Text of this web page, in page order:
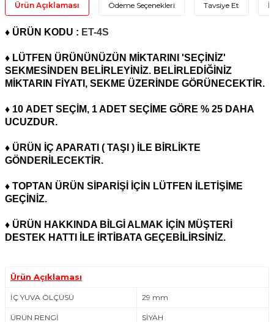
Ürün Açıklaması Ödeme Seçenekleri Tavsiye Et
♦ ÜRÜN KODU : ET-4S
♦ LÜTFEN ÜRÜNÜNÜZÜN MİKTARINI 'SEÇİNİZ'
SEKMESİNDEN BELİRLEYİNİZ. BELİRLEDİĞİNİZ
MİKTARIN FİYATI, SEKME ÜZERİNDE GÖRÜNECEKTİR.
♦ 10 ADET SEÇİM, 1 ADET SEÇİME GÖRE % 25 DAHA
UCUZDUR.
♦ ÜRÜN İÇ APARATI ( TAŞI ) İLE BİRLİKTE
GÖNDERİLECEKTİR.
♦ TOPTAN ÜRÜN SİPARİŞİ İÇİN LÜTFEN İLETİŞİME
GEÇİNİZ.
♦ ÜRÜN HAKKINDA BİLGİ ALMAK İÇİN MÜŞTERİ
DESTEK HATTI İLE İRTİBATA GEÇEBİLİRSİNİZ.
Ürün Açıklaması
İÇ YUVA ÖLÇÜSÜ 29 mm
ÜRÜN RENGİ SİYAH